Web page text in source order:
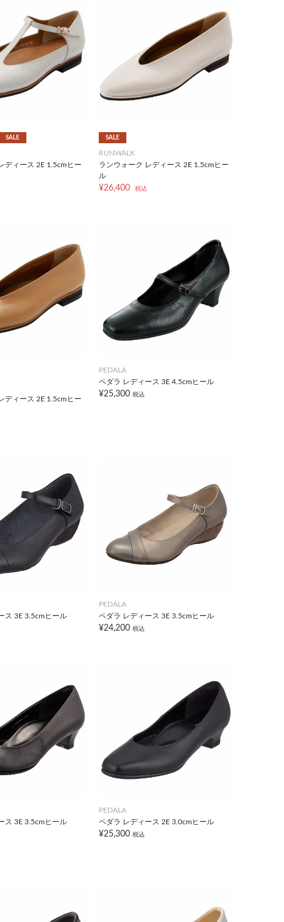
SALE
ディース 2E 1.5cmヒー
SALE
RUNWALK
ランウォーク レディース 2E 1.5cmヒー
ル
¥26,400 税込
ディース 2E 1.5cmヒー
PEDALA
ペダラ レディース 3E 4.5cmヒール
¥25,300 税込
ス 3E 3.5cmヒール
PEDALA
ペダラ レディース 3E 3.5cmヒール
¥24,200 税込
ス 3E 3.5cmヒール
PEDALA
ペダラ レディース 2E 3.0cmヒール
¥25,300 税込